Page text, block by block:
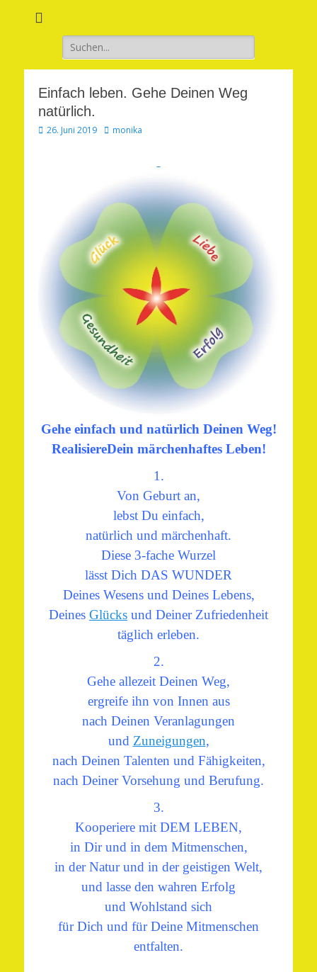
Suchen
nach:
Einfach leben. Gehe Deinen Weg
natürlich.
Veröffentlicht
26. Juni 2019 Autor
monika
Gehe einfach und natürlich Deinen Weg!
RealisiereDein märchenhaftes Leben!
1.
Von Geburt an,
lebst Du einfach,
natürlich und märchenhaft.
Diese 3-fache Wurzel
lässt Dich DAS WUNDER
Deines Wesens und Deines Lebens,
Deines Glücks und Deiner Zufriedenheit
täglich erleben.
2.
Gehe allezeit Deinen Weg,
ergreife ihn von Innen aus
nach Deinen Veranlagungen
und Zuneigungen,
nach Deinen Talenten und Fähigkeiten,
nach Deiner Vorsehung und Berufung.
3.
Kooperiere mit DEM LEBEN,
in Dir und in dem Mitmenschen,
in der Natur und in der geistigen Welt,
und lasse den wahren Erfolg
und Wohlstand sich
für Dich und für Deine Mitmenschen
entfalten.